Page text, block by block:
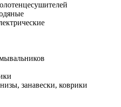
занавески, коврики